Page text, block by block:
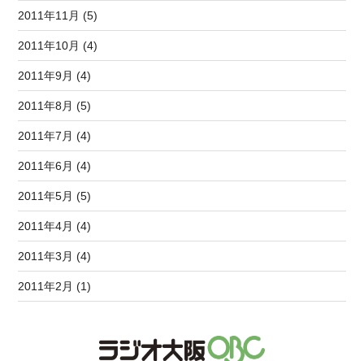
2011年11月 (5)
2011年10月 (4)
2011年9月 (4)
2011年8月 (5)
2011年7月 (4)
2011年6月 (4)
2011年5月 (5)
2011年4月 (4)
2011年3月 (4)
2011年2月 (1)